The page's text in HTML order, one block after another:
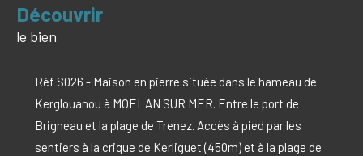
découvrir
le bien
Réf S026 - Maison en pierre située dans le hameau de
Kerglouanou à MOELAN SUR MER. Entre le port de
Brigneau et la plage de Trenez. Accès à pied par les
sentiers à la crique de Kerliguet (450m) et à la plage de